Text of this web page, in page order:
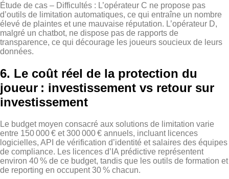
Étude de cas – Difficultés : L’opérateur C ne propose pas
d’outils de limitation automatiques, ce qui entraîne un nombre
élevé de plaintes et une mauvaise réputation. L’opérateur D,
malgré un chatbot, ne dispose pas de rapports de
transparence, ce qui décourage les joueurs soucieux de leurs
données.
6. Le coût réel de la protection du
joueur : investissement vs retour sur
investissement
Le budget moyen consacré aux solutions de limitation varie
entre 150 000 € et 300 000 € annuels, incluant licences
logicielles, API de vérification d’identité et salaires des équipes
de compliance. Les licences d’IA prédictive représentent
environ 40 % de ce budget, tandis que les outils de formation et
de reporting en occupent 30 % chacun.